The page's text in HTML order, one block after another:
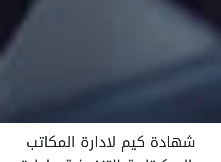
شهادة كيم لادارة المكاتب